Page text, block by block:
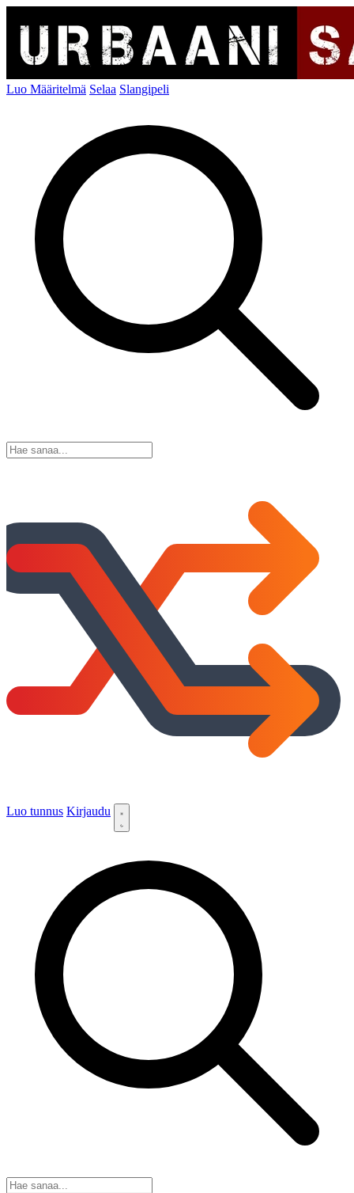
Luo Määritelmä Selaa Slangipeli
Luo tunnus Kirjaudu